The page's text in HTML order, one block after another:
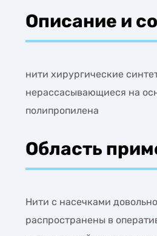
Описание и
нити хирургические
нерассасывающиеся на
полипропилена
Область
Нити с насечками
распространены в